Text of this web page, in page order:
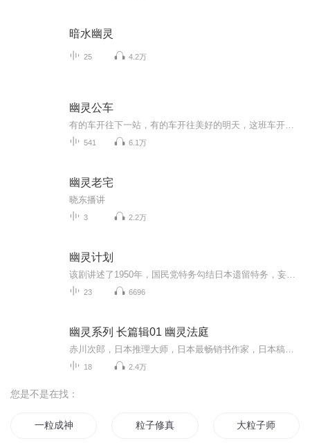
暗水幽灵
25 4.2万
幽灵公车
541 6.1万
幽灵老宅
晓东播讲
3 2.2万
幽灵计划
23 6696
幽灵系列 长篇辑01 幽灵法庭
18 2.4万
您是不是在找：
一粒成神 粒子修真 大粒子师